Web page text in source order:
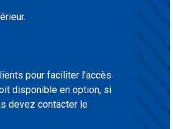
pour faciliter l’accès
disponible en option, si
devez contacter le